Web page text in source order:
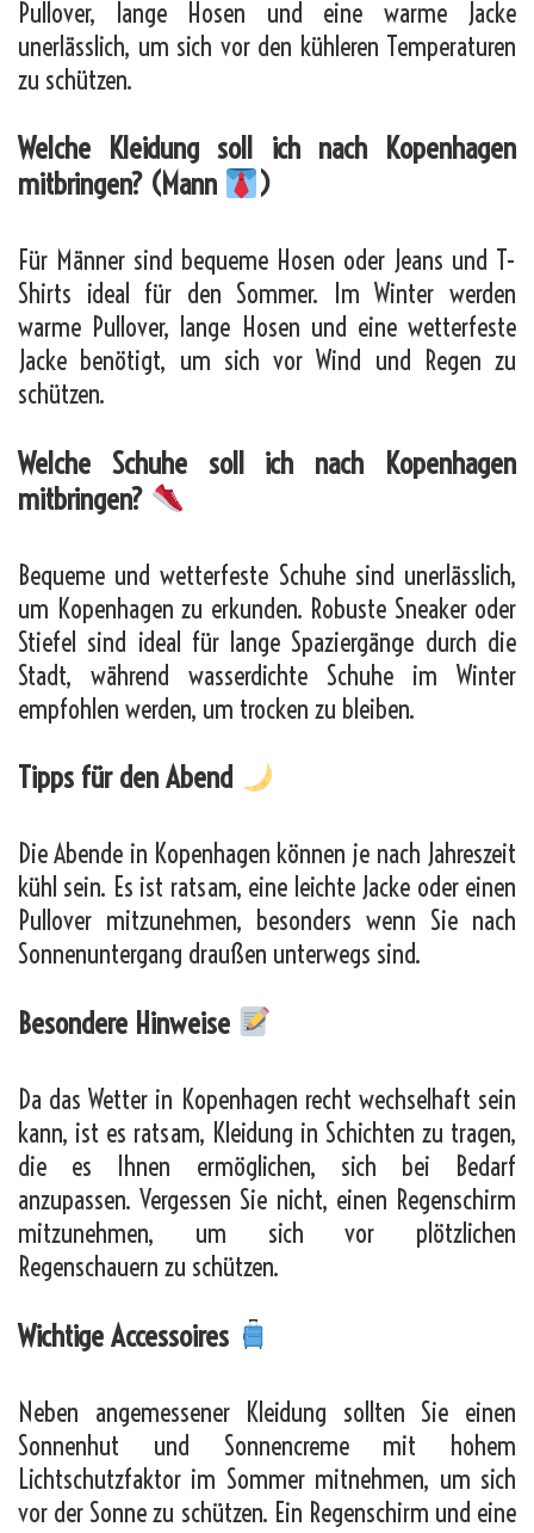
Pullover, lange Hosen und eine warme Jacke
unerlässlich, um sich vor den kühleren Temperaturen
zu schützen.
Welche Kleidung soll ich nach Kopenhagen
mitbringen? (Mann
)
Für Männer sind bequeme Hosen oder Jeans und T-
Shirts ideal für den Sommer. Im Winter werden
warme Pullover, lange Hosen und eine wetterfeste
Jacke benötigt, um sich vor Wind und Regen zu
schützen.
Welche Schuhe soll ich nach Kopenhagen
mitbringen?
Bequeme und wetterfeste Schuhe sind unerlässlich,
um Kopenhagen zu erkunden. Robuste Sneaker oder
Stiefel sind ideal für lange Spaziergänge durch die
Stadt, während wasserdichte Schuhe im Winter
empfohlen werden, um trocken zu bleiben.
Tipps für den Abend
Die Abende in Kopenhagen können je nach Jahreszeit
kühl sein. Es ist ratsam, eine leichte Jacke oder einen
Pullover mitzunehmen, besonders wenn Sie nach
Sonnenuntergang draußen unterwegs sind.
Besondere Hinweise
Da das Wetter in Kopenhagen recht wechselhaft sein
kann, ist es ratsam, Kleidung in Schichten zu tragen,
die es Ihnen ermöglichen, sich bei Bedarf
anzupassen. Vergessen Sie nicht, einen Regenschirm
mitzunehmen, um sich vor plötzlichen
Regenschauern zu schützen.
Wichtige Accessoires
Neben angemessener Kleidung sollten Sie einen
Sonnenhut und Sonnencreme mit hohem
Lichtschutzfaktor im Sommer mitnehmen, um sich
vor der Sonne zu schützen. Ein Regenschirm und eine